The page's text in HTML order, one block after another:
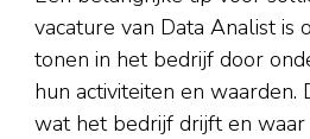
vacature van Data Analist is
tonen in het bedrijf door
hun activiteiten en waarden.
wat het bedrijf drijft en